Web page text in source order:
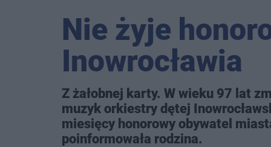
Nie żyje
Inowrocławia
Z żałobnej karty. W wieku 97 lat
muzyk orkiestry dętej
miesięcy honorowy obywatel
poinformowała rodzina.